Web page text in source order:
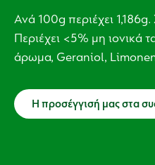
Ανά 100g περιέχει
Περιέχει <5% μη ιονικά
άρωμα, Geraniol,
Η προσέγγισή μας στα